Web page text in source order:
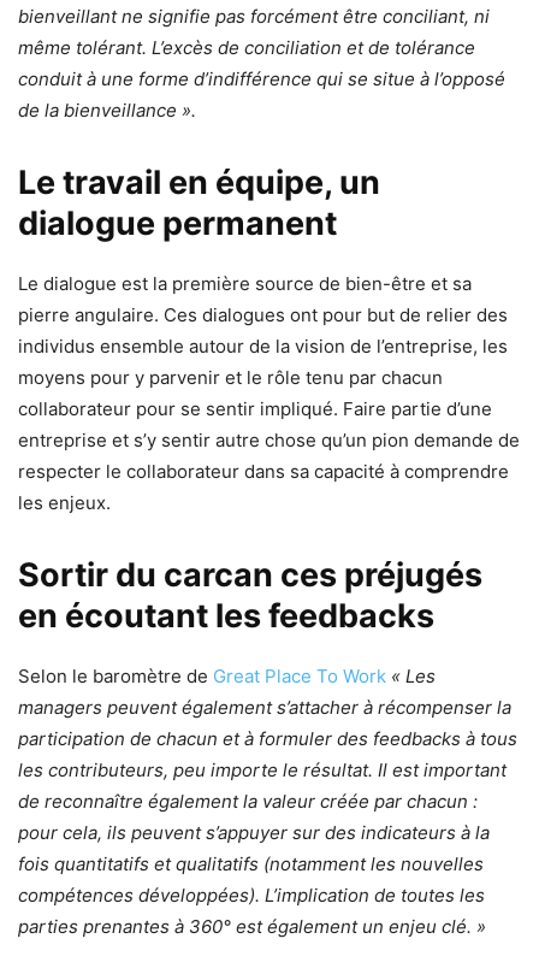
bienveillant ne signifie pas forcément être conciliant, ni
même tolérant. L’excès de conciliation et de tolérance
conduit à une forme d’indifférence qui se situe à l’opposé
de la bienveillance ».
Le travail en équipe, un
dialogue permanent
Le dialogue est la première source de bien-être et sa
pierre angulaire. Ces dialogues ont pour but de relier des
individus ensemble autour de la vision de l’entreprise, les
moyens pour y parvenir et le rôle tenu par chacun
collaborateur pour se sentir impliqué. Faire partie d’une
entreprise et s’y sentir autre chose qu’un pion demande de
respecter le collaborateur dans sa capacité à comprendre
les enjeux.
Sortir du carcan ces préjugés
en écoutant les feedbacks
Selon le baromètre de Great Place To Work « Les
managers peuvent également s’attacher à récompenser la
participation de chacun et à formuler des feedbacks à tous
les contributeurs, peu importe le résultat. Il est important
de reconnaître également la valeur créée par chacun :
pour cela, ils peuvent s’appuyer sur des indicateurs à la
fois quantitatifs et qualitatifs (notamment les nouvelles
compétences développées). L’implication de toutes les
parties prenantes à 360° est également un enjeu clé. »